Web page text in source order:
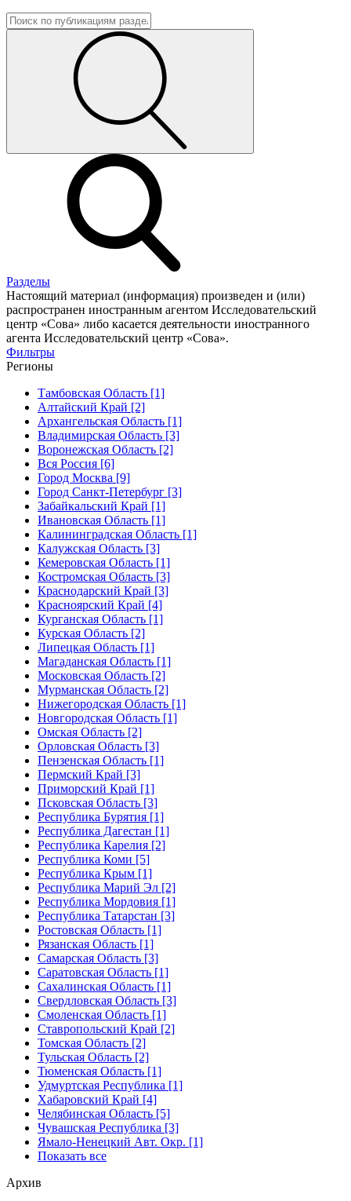
Разделы
Настоящий материал (информация) произведен и (или)
распространен иностранным агентом Исследовательский
центр «Сова» либо касается деятельности иностранного
агента Исследовательский центр «Сова».
Фильтры
Регионы
Тамбовская Область [1]
Алтайский Край [2]
Архангельская Область [1]
Владимирская Область [3]
Воронежская Область [2]
Вся Россия [6]
Город Москва [9]
Город Санкт-Петербург [3]
Забайкальский Край [1]
Ивановская Область [1]
Калининградская Область [1]
Калужская Область [3]
Кемеровская Область [1]
Костромская Область [3]
Краснодарский Край [3]
Красноярский Край [4]
Курганская Область [1]
Курская Область [2]
Липецкая Область [1]
Магаданская Область [1]
Московская Область [2]
Мурманская Область [2]
Нижегородская Область [1]
Новгородская Область [1]
Омская Область [2]
Орловская Область [3]
Пензенская Область [1]
Пермский Край [3]
Приморский Край [1]
Псковская Область [3]
Республика Бурятия [1]
Республика Дагестан [1]
Республика Карелия [2]
Республика Коми [5]
Республика Крым [1]
Республика Марий Эл [2]
Республика Мордовия [1]
Республика Татарстан [3]
Ростовская Область [1]
Рязанская Область [1]
Самарская Область [3]
Саратовская Область [1]
Сахалинская Область [1]
Свердловская Область [3]
Смоленская Область [1]
Ставропольский Край [2]
Томская Область [2]
Тульская Область [2]
Тюменская Область [1]
Удмуртская Республика [1]
Хабаровский Край [4]
Челябинская Область [5]
Чувашская Республика [3]
Ямало-Ненецкий Авт. Окр. [1]
Показать все
Архив